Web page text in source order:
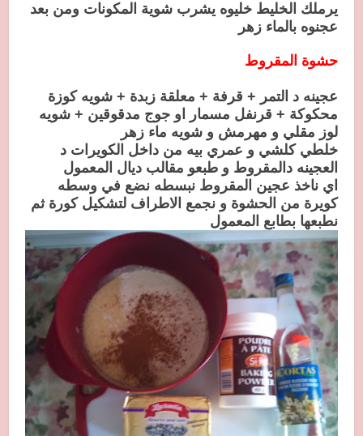
يرملك الخليط خليوه يشرب شوية المكونات ومن بعد
عجنوه بالماء زهر
حشوة المقروط
عجينه د التمر + قرفة + معلقة زبدة + شويه كوزة
محكوكة + قرنفل مسمار او جوج مدقوقين + شويه
لوز مقلي و مهرمش و شويه ماء زهر
خلطي كلشي و عمري بيه من داخل الكويرات د
العجينه دالمقروط و طبعو مقالب ديال المعمول
اي ناخذ عجين المقروط نبسطه نضع في وسطه
كويرة من الحشوة و نجمع الاطراف لتشكيل كورة ثم
نطبعها بطابع المعمول